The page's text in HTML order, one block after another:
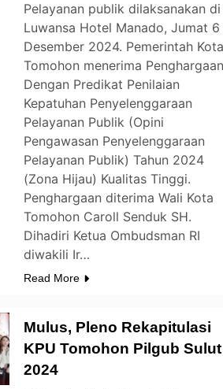
Pelayanan publik dilaksanakan di
Luwansa Hotel Manado, Jumat 6
Desember 2024. Pemerintah
Tomohon menerima
Dengan Predikat Penilaian
Kepatuhan Penyelenggaraan
Pelayanan Publik (Opini
Pengawasan Penyelenggaraan
Pelayanan Publik) Tahun 2024
(Zona Hijau) Kualitas Tinggi.
Penghargaan diterima Wali Kota
Tomohon Caroll Senduk SH.
Dihadiri Ketua Ombudsman RI
diwakili Ir…
Read More
Mulus, Pleno Rekapitulasi
KPU Tomohon Pilgub Sulut
2024